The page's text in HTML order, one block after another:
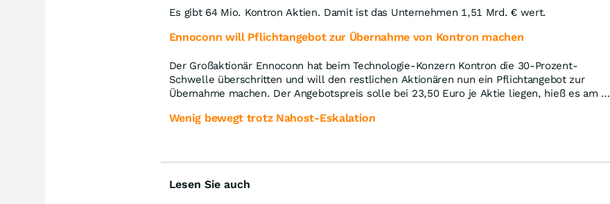
Es gibt 64 Mio. Kontron Aktien. Damit ist das Unternehmen 1,51 Mrd. € wert.
Ennoconn will Pflichtangebot zur Übernahme von Kontron machen
Der Großaktionär Ennoconn hat beim Technologie-Konzern Kontron die 30-Prozent-
Schwelle überschritten und will den restlichen Aktionären nun ein Pflichtangebot zur
Übernahme machen. Der Angebotspreis solle bei 23,50 Euro je Aktie liegen, hieß es am …
Wenig bewegt trotz Nahost-Eskalation
Lesen Sie auch